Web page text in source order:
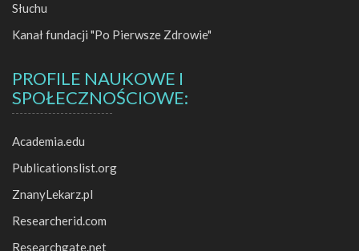
Słuchu
Kanał fundacji "Po Pierwsze Zdrowie"
PROFILE NAUKOWE I
SPOŁECZNOŚCIOWE:
Academia.edu
Publicationslist.org
ZnanyLekarz.pl
Researcherid.com
Researchgate.net